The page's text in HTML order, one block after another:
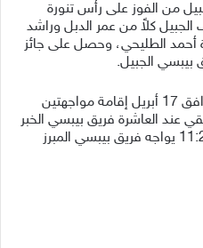
من الفوز على رأس تنورة
كلاً من عمر الدبل وراشد
الطليحي، وحصل على جائز
الجبيل.
ويشهد اليوم الثاني “السبت” الموافق 17 أبريل إقامة مواجهتين
عند العاشرة فريق بيبسي الخبر
بنظيرة بيبسي الظهران، وعند الـ 11:25 يواجه فريق بيبسي المبرز